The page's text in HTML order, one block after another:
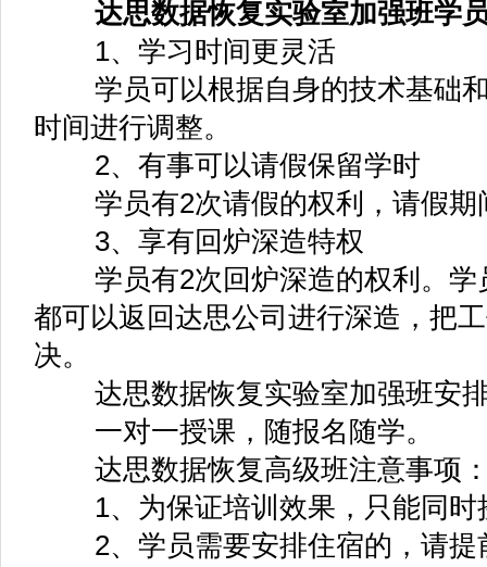
达思数据恢复高级培训还提供长
涉密数据恢复实验室配套技术
达思数据恢复实验室培训加强班
室的客户，我们提供免费的培训，
位数据恢复中心实验室的技术人员
人员、司法取证电子物证技术人员
达思数据恢复实验室加强班学时
容包括逻辑类数据恢复技术详解；
系统详解；逻辑类数据恢复技术实
术；硬件焊接技术；硬盘硬件数据
盘数据恢复技术；各种品牌硬盘固
RAID数据恢复技术（包含RAID0、
RAID6，HP双循环、IBM
术详解、苹果数据恢复技术详解（